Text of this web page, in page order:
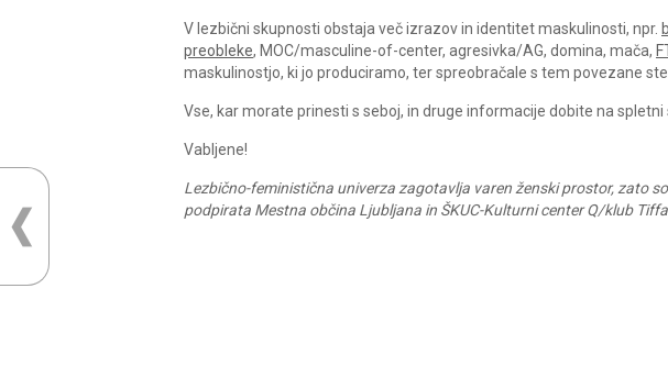
V lezbični skupnosti obstaja več izrazov in identitet maskulinosti, npr.
preobleke, MOC/masculine-of-center, agresivka/AG, domina, mača,
maskulinostjo, ki jo produciramo, ter spreobračale s tem povezane
Vse, kar morate prinesti s seboj, in druge informacije dobite na spletni
Vabljene!
Lezbično-feministična univerza zagotavlja varen ženski prostor, zato
podpirata Mestna občina Ljubljana in ŠKUC-Kulturni center Q/klub